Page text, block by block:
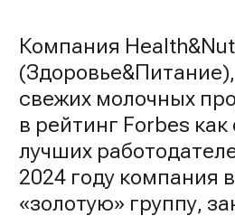
Компания
свежих молочных
в рейтинг Forbes как
лучших
2024 году компания
«золотую» группу,